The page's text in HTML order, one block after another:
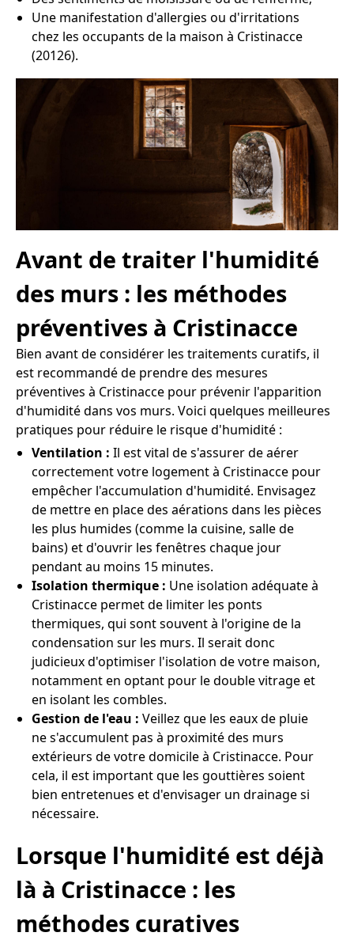
Une manifestation d'allergies ou d'irritations
chez les occupants de la maison à Cristinacce
(20126).
Avant de traiter l'humidité
des murs : les méthodes
préventives à Cristinacce
Bien avant de considérer les traitements curatifs, il
est recommandé de prendre des mesures
préventives à Cristinacce pour prévenir l'apparition
d'humidité dans vos murs. Voici quelques meilleures
pratiques pour réduire le risque d'humidité :
Ventilation : Il est vital de s'assurer de aérer
correctement votre logement à Cristinacce pour
empêcher l'accumulation d'humidité. Envisagez
de mettre en place des aérations dans les pièces
les plus humides (comme la cuisine, salle de
bains) et d'ouvrir les fenêtres chaque jour
pendant au moins 15 minutes.
Isolation thermique : Une isolation adéquate à
Cristinacce permet de limiter les ponts
thermiques, qui sont souvent à l'origine de la
condensation sur les murs. Il serait donc
judicieux d'optimiser l'isolation de votre maison,
notamment en optant pour le double vitrage et
en isolant les combles.
Gestion de l'eau : Veillez que les eaux de pluie
ne s'accumulent pas à proximité des murs
extérieurs de votre domicile à Cristinacce. Pour
cela, il est important que les gouttières soient
bien entretenues et d'envisager un drainage si
nécessaire.
Lorsque l'humidité est déjà
là à Cristinacce : les
méthodes curatives